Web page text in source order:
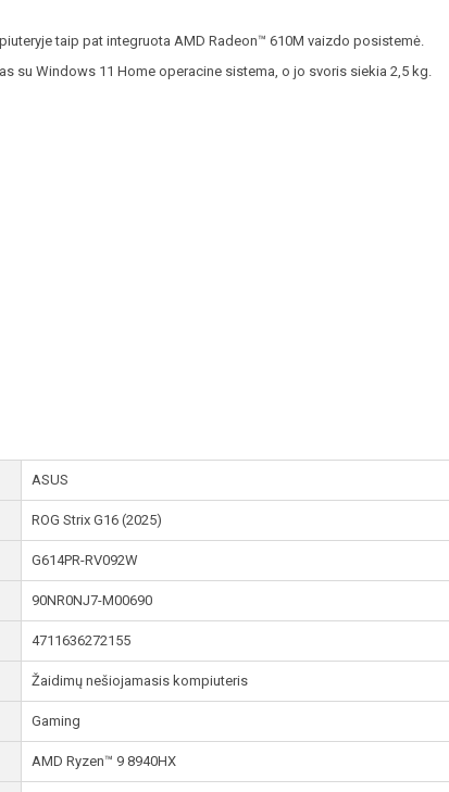
taip pat integruota AMD Radeon™ 610M vaizdo posistemė.
su Windows 11 Home operacine sistema, o jo svoris siekia 2,5 kg.
ASUS
ROG Strix G16 (2025)
G614PR-RV092W
90NR0NJ7-M00690
4711636272155
Žaidimų nešiojamasis kompiuteris
Gaming
AMD Ryzen™ 9 8940HX